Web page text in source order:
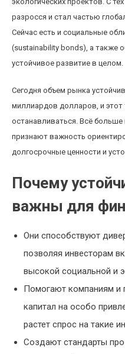
разросся и стал частью
Сейчас есть и социальные
(sustainability bonds), а также
устойчивое развитие в целом.
Сегодня объем рынка
миллиардов долларов, и этот
останавливаться. Всё
признают важность
долгосрочные ценности и
Почему
важны для
Они способствуют
позволяя инвесторам
высокой социальной и
Помогают компаниям и
капитал на особо
растет спрос на такие
Создают стандарты